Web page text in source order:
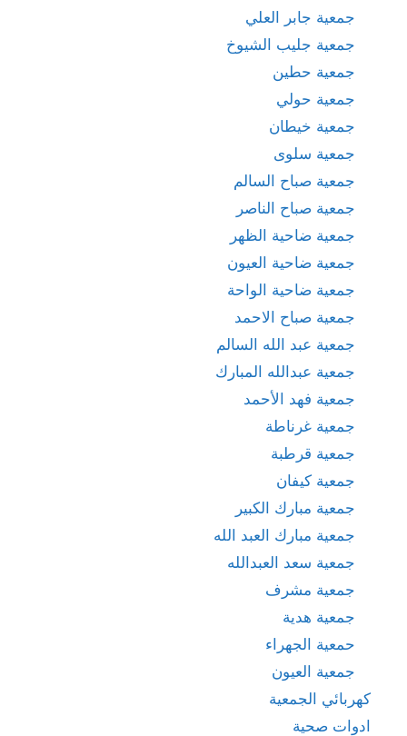
جمعية جابر العلي
جمعية جليب الشيوخ
جمعية حطين
جمعية حولي
جمعية خيطان
جمعية سلوى
جمعية صباح السالم
جمعية صباح الناصر
جمعية ضاحية الظهر
جمعية ضاحية العيون
جمعية ضاحية الواحة
جمعية صباح الاحمد
جمعية عبد الله السالم
جمعية عبدالله المبارك
جمعية فهد الأحمد
جمعية غرناطة
جمعية قرطبة
جمعية كيفان
جمعية مبارك الكبير
جمعية مبارك العبد الله
جمعية سعد العبدالله
جمعية مشرف
جمعية هدية
حمعية الجهراء
جمعية العيون
كهربائي الجمعية
ادوات صحية